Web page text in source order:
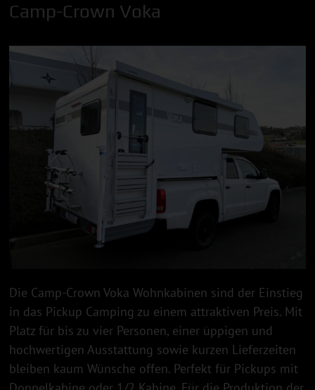
Camp-Crown Voka
Die Camp-Crown Voka Wohnkabinen sind der Einstieg
in das Pickup Camping zu einem attraktiven Preis. Mit
Platz für bis zu vier Personen, einer üppigen und
hochwertigen Ausstattung sowie kurzen Lieferzeiten
bleiben kaum Wünsche offen. Perfekt für Pickups mit